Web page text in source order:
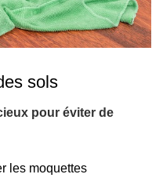
sols
pour éviter de
les moquettes